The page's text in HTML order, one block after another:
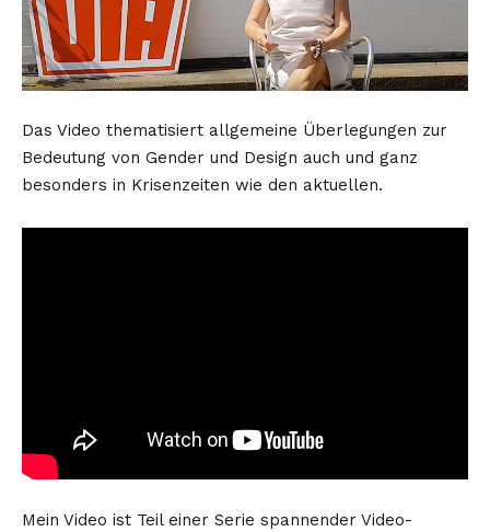
Das Video thematisiert allgemeine Überlegungen zur
Bedeutung von Gender und Design auch und ganz
besonders in Krisenzeiten wie den aktuellen.
Mein Video ist Teil einer Serie spannender Video-